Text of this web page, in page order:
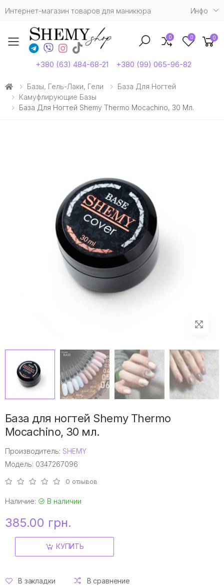
Интернет-магазин товаров для маникюра Инфо
Toggle mobile menu
+380 (63) 484-68-21 +380 (99) 065-96-82
0 0 0
Базы, Гель-Лаки, Гели
База Для Ногтей
Камуфлирующие Базы
База Для Ногтей Shemy Thermo Mocachino, 30 Мл.
База для ногтей Shemy Thermo
Mocachino, 30 мл.
Производитель: SHEMY
Модель: 0347267096
0 отзывов
Наличие: В наличии
385.00 грн.
КУПИТЬ
В закладки В сравнение